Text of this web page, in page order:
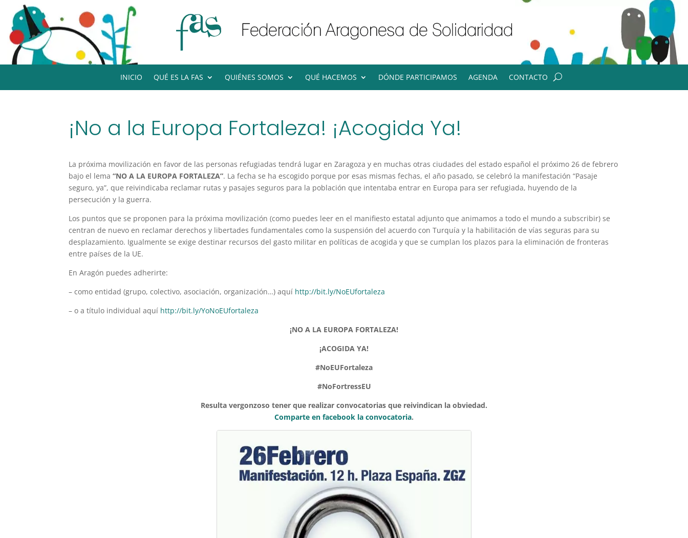
INICIO QUÉ ES LA FAS QUIÉNES SOMOS QUÉ HACEMOS DÓNDE PARTICIPAMOS AGENDA CONTACTO
¡No a la Europa Fortaleza! ¡Acogida Ya!
La próxima movilización en favor de las personas refugiadas tendrá lugar en Zaragoza y en muchas otras ciudades del estado español el próximo 26 de febrero
bajo el lema“NO A LA EUROPA FORTALEZA”. La fecha se ha escogido porque por esas mismas fechas, el año pasado, se celebró la manifestación “Pasaje
seguro, ya”, que reivindicaba reclamar rutas y pasajes seguros para la población que intentaba entrar en Europa para ser refugiada, huyendo de la
persecución y la guerra.
Los puntos que se proponen para la próxima movilización (como puedes leer en el manifiesto estatal adjunto que animamos a todo el mundo a subscribir) se
centran de nuevo en reclamar derechos y libertades fundamentales como la suspensión del acuerdo con Turquía y la habilitación de vías seguras para su
desplazamiento. Igualmente se exige destinar recursos del gasto militar en políticas de acogida y que se cumplan los plazos para la eliminación de fronteras
entre países de la UE.
En Aragón puedes adherirte:
– como entidad (grupo, colectivo, asociación, organización…) aquí http://bit.ly/NoEUfortaleza
– o a título individual aquí http://bit.ly/YoNoEUfortaleza
¡NO A LA EUROPA FORTALEZA!
¡ACOGIDA YA!
#NoEUFortaleza
#NoFortressEU
Resulta vergonzoso tener que realizar convocatorias que reivindican la obviedad.
Comparte en facebook la convocatoria.